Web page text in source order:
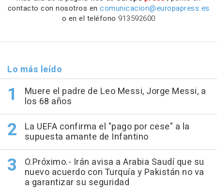
contacto con nosotros en comunicacion@europapress.es
o en el teléfono 913592600
Lo más leído
Muere el padre de Leo Messi, Jorge Messi, a
los 68 años
La UEFA confirma el "pago por cese" a la
supuesta amante de Infantino
O.Próximo.- Irán avisa a Arabia Saudí que su
nuevo acuerdo con Turquía y Pakistán no va
a garantizar su seguridad